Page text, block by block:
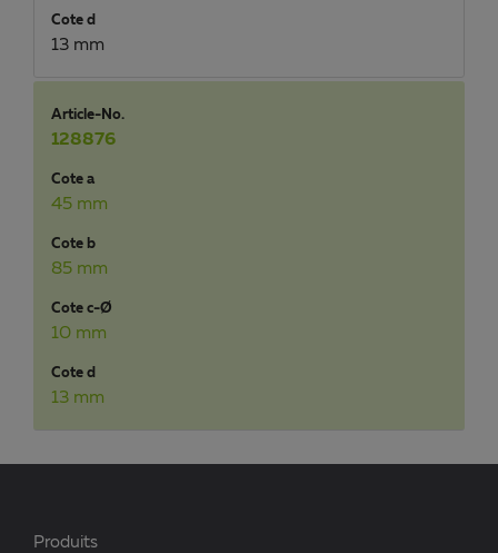
Cote d
13 mm
Article-No.
128876
Cote a
45 mm
Cote b
85 mm
Cote c-Ø
10 mm
Cote d
13 mm
Produits